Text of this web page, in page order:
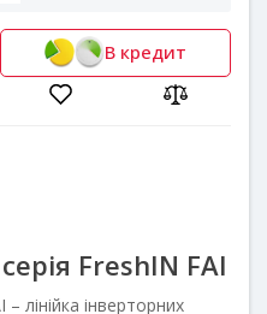
В кредит
FreshIN FAI
лінійка інверторних